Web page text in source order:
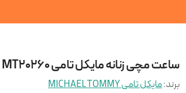
ساعت مچی زنانه مایکل تامی MT20260
برند:مایکل تامی MICHAEL TOMMY